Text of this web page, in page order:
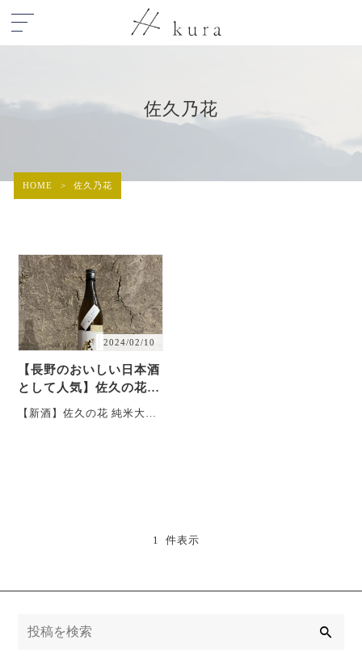
佐久乃花
HOME > 佐久乃花
2024/02/10
【長野のおいしい日本酒
として人気】佐久の花の
新酒が入荷いたしまし
【新酒】佐久の花 純米大吟
1 件表示